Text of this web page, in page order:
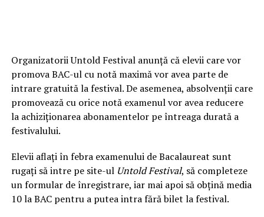
Organizatorii Untold Festival anunță că elevii care vor
promova BAC-ul cu notă maximă vor avea parte de
intrare gratuită la festival. De asemenea, absolvenții care
promovează cu orice notă examenul vor avea reducere
la achiziţionarea abonamentelor pe întreaga durată a
festivalului.
Elevii aflați în febra examenului de Bacalaureat sunt
rugați să intre pe site-ul Untold Festival, să completeze
un formular de înregistrare, iar mai apoi să obţină media
10 la BAC pentru a putea intra fără bilet la festival.